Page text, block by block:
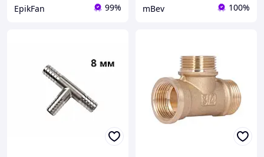
EpikFan 99% mBev 100%